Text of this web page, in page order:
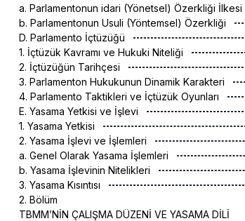
a. Parlamentonun idari (Yönetsel) Özerkliği İlkesi
b. Parlamentonun Usuli (Yöntemsel) Özerkliği
D. Parlamento İçtüzüğü
1. İçtüzük Kavramı ve Hukuki Niteliği
2. İçtüzüğün Tarihçesi
3. Parlamenton Hukukunun Dinamik Karakteri
4. Parlamento Taktikleri ve İçtüzük Oyunları
E. Yasama Yetkisi ve İşlevi
1. Yasama Yetkisi
2. Yasama İşlevi ve İşlemleri
a. Genel Olarak Yasama İşlemleri
b. Yasama İşlevinin Nitelikleri
3. Yasama Kısıntısı
2. Bölüm
TBMM’NİN ÇALIŞMA DÜZENİ VE YASAMA DİLİ